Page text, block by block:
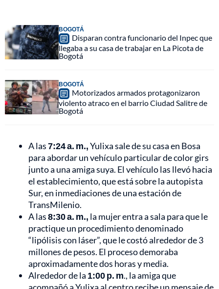
BOGOTÁ
Disparan contra funcionario del Inpec que
llegaba a su casa de trabajar en La Picota de
Bogotá
BOGOTÁ
Motorizados armados protagonizaron
violento atraco en el barrio Ciudad Salitre de
Bogotá
A las7:24 a. m.,Yulixa sale de su casa en Bosa
para abordar un vehículo particular de color girs
junto a una amiga suya. El vehículo las llevó hacia
el establecimiento, que está sobre la autopista
Sur, en inmediaciones de una estación de
TransMilenio.
A las8:30 a. m., la mujer entra a sala para que le
practique un procedimiento denominado
“lipólisis con láser”, que le costó alrededor de 3
millones de pesos. El proceso demoraba
aproximadamente dos horas y media.
Alrededor de la 1:00 p. m., la amiga que
acompañó a Yulixa al centro recibe un mensaje de